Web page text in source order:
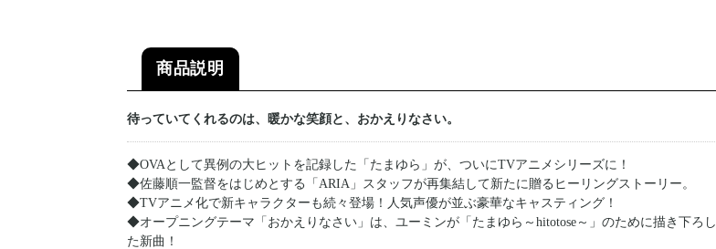
商品説明
待っていてくれるのは、暖かな笑顔と、おかえりなさい。
◆OVAとして異例の大ヒットを記録した「たまゆら」が、ついにTVアニメシリーズに！
◆佐藤順一監督をはじめとする「ARIA」スタッフが再集結して新たに贈るヒーリングストーリー。
◆TVアニメ化で新キャラクターも続々登場！人気声優が並ぶ豪華なキャスティング！
◆オープニングテーマ「おかえりなさい」は、ユーミンが「たまゆら～hitotose～」のために描き下ろし
た新曲！